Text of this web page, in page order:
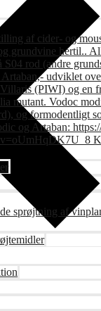
af cider- og
grundvine hertil..
rod (andre
udviklet
(PIWI) og en
mutant. Vodoc
og formodentligt
og Artaban:
sprøjtning af